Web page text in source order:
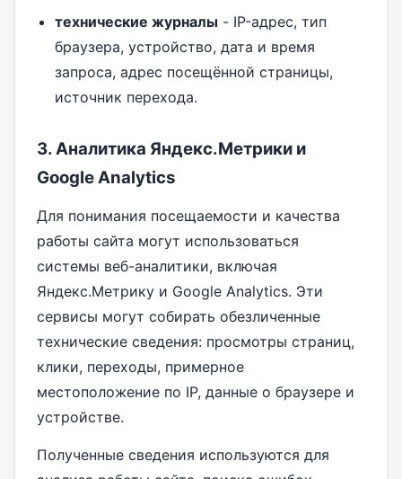
технические журналы - IP-адрес, тип
браузера, устройство, дата и время
запроса, адрес посещённой страницы,
источник перехода.
3. Аналитика Яндекс.Метрики и
Google Analytics
Для понимания посещаемости и качества
работы сайта могут использоваться
системы веб-аналитики, включая
Яндекс.Метрику и Google Analytics. Эти
сервисы могут собирать обезличенные
технические сведения: просмотры страниц,
клики, переходы, примерное
местоположение по IP, данные о браузере и
устройстве.
Полученные сведения используются для